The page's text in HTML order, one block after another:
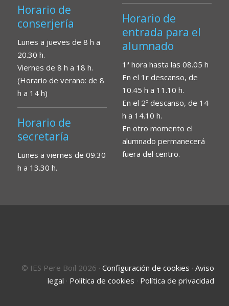
Horario de
conserjería
Lunes a jueves de 8 h a
20.30 h.
Viernes de 8 h a 18 h.
(Horario de verano: de 8
h a 14 h)
Horario de
secretaría
Lunes a viernes de 09.30
h a 13.30 h.
Horario de
entrada para el
alumnado
1ª hora hasta las 08.05 h
En el 1r descanso, de
10.45 h a 11.10 h.
En el 2º descanso, de 14
h a 14.10 h.
En otro momento el
alumnado permanecerá
fuera del centro.
© IES Pere Boïl 2026 · Configuración de cookies · Aviso
legal · Política de cookies · Política de privacidad